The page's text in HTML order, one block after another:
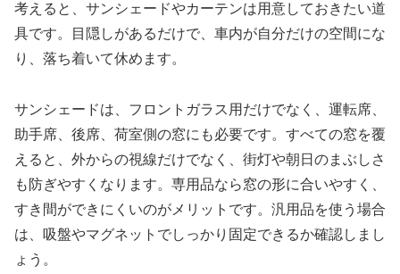
考えると、サンシェードやカーテンは用意しておきたい道
具です。目隠しがあるだけで、車内が自分だけの空間にな
り、落ち着いて休めます。
サンシェードは、フロントガラス用だけでなく、運転席、
助手席、後席、荷室側の窓にも必要です。すべての窓を覆
えると、外からの視線だけでなく、街灯や朝日のまぶしさ
も防ぎやすくなります。専用品なら窓の形に合いやすく、
すき間ができにくいのがメリットです。汎用品を使う場合
は、吸盤やマグネットでしっかり固定できるか確認しまし
ょう。